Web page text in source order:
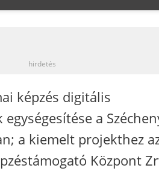
hirdetés
képzés digitális
a
a kiemelt projekthez
Központ